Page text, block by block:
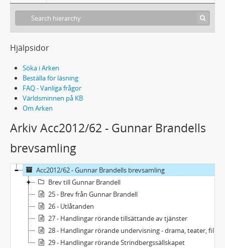
Hjälpsidor
Söka i Arken
Beställa för läsning
FAQ - Vanliga frågor
Världsminnen på KB
Om Arken
Arkiv Acc2012/62 - Gunnar Brandells
brevsamling
Acc2012/62 - Gunnar Brandells brevsamling
Brev till Gunnar Brandell
25 - Brev från Gunnar Brandell
26 - Utlåtanden
27 - Handlingar rörande tillsättande av tjänster
28 - Handlingar rörande undervisning - drama, teater, film
29 - Handlingar rörande Strindbergssällskapet